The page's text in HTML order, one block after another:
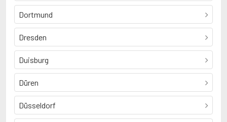
Dortmund
Dresden
Duisburg
Düren
Düsseldorf